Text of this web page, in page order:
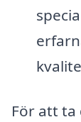
För att